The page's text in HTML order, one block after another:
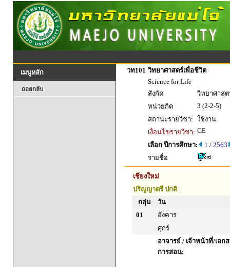
เมนูหลัก
ถอยกลับ
วท101 วิทยาศาสตร์เพื่อชีวิต
Science for Life
สังกัด
วิทยาศาส
หน่วยกิต
3 (2-2-5)
สถานะรายวิชา: ใช้งาน
เงื่อนไขรายวิชา: GE
เลือก ปีการศึกษา:
1 / 2563
รายชื่อ
เชียงใหม่
ปริญญาตรี ปกติ
กลุ่ม
วัน
01
อังคาร
ศุกร์
อาจารย์ / เจ้าหน้าที่/เอก
การสอน: